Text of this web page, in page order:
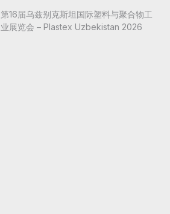
第16届乌兹别克斯坦国际塑料与聚合物工
业展览会 – Plastex Uzbekistan 2026